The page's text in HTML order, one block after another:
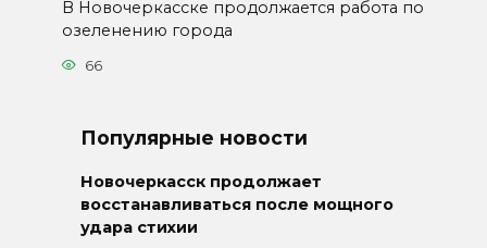
В Новочеркасске продолжается работа по
озеленению города
66
Популярные новости
Новочеркасск продолжает
восстанавливаться после мощного
удара стихии